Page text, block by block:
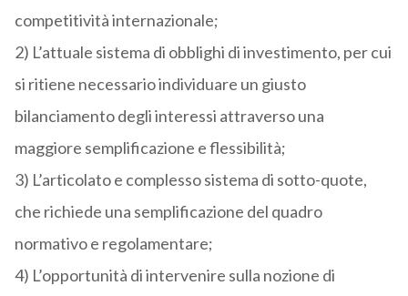
competitività internazionale;
2) L’attuale sistema di obblighi di investimento, per cui
si ritiene necessario individuare un giusto
bilanciamento degli interessi attraverso una
maggiore semplificazione e flessibilità;
3) L’articolato e complesso sistema di sotto-quote,
che richiede una semplificazione del quadro
normativo e regolamentare;
4) L’opportunità di intervenire sulla nozione di